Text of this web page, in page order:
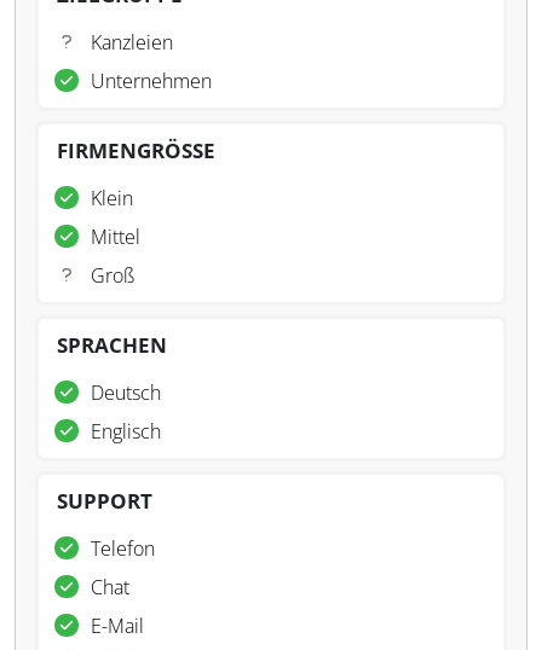
Kanzleien
Unternehmen
FIRMENGRÖSSE
Klein
Mittel
Groß
SPRACHEN
Deutsch
Englisch
SUPPORT
Telefon
Chat
E-Mail